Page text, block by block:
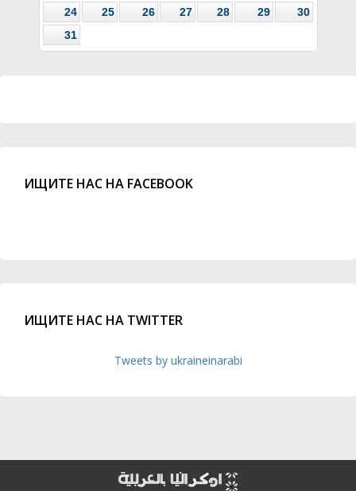
24
25 26 27 28 29
30
31
ИЩИТЕ НАС НА FACEBOOK
ИЩИТЕ НАС НА TWITTER
Tweets by ukraineinarabi